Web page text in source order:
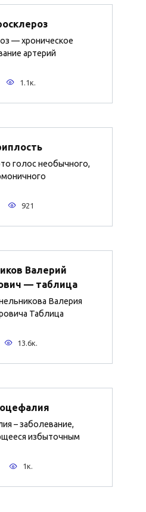
— хроническое
артерий
1.1к.
голос необычного,
921
Валерий
— таблица
Валерия
Таблица
13.6к.
– заболевание,
избыточным
1к.